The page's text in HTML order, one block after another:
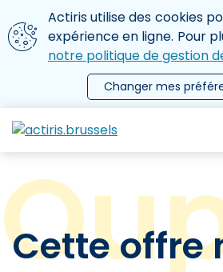
Aller au contenu principal
Nous utilisons des cookies
Actiris utilise des cookies
expérience en ligne. Pour
notre politique de gestion
Changer mes
le menu
Cette offre